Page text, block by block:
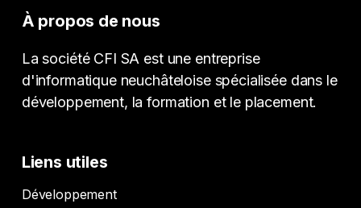
À propos de nous
La société CFI SA est une entreprise
d'informatique neuchâteloise spécialisée dans le
développement, la formation et le placement.
Liens utiles
Développement